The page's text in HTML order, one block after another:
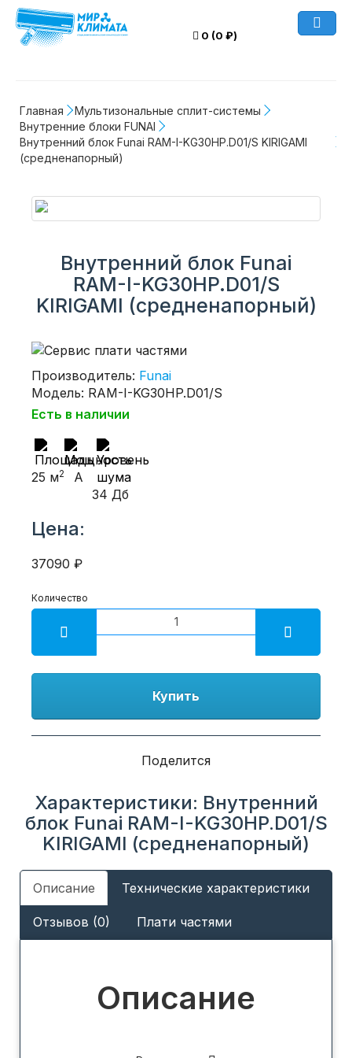
0 (0 ₽)
Главная
Мультизональные сплит-системы
Внутренние блоки FUNAI
Внутренний блок Funai RAM-I-KG30HP.D01/S KIRIGAMI
(средненапорный)
Внутренний блок Funai
RAM-I-KG30HP.D01/S
KIRIGAMI (средненапорный)
Производитель: Funai
Модель: RAM-I-KG30HP.D01/S
Есть в наличии
25 м2
A
34 Дб
Цена:
37090 ₽
Количество
Купить
Поделится
Характеристики: Внутренний
блок Funai RAM-I-KG30HP.D01/S
KIRIGAMI (средненапорный)
Описание Технические характеристики
Отзывов (0) Плати частями
Описание